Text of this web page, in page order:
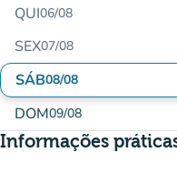
QUI06/08
SEX07/08
SÁB08/08
DOM09/08
Informações